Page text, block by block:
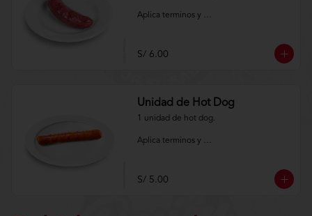
Aplica terminos y
S/ 6.00
Unidad de Hot Dog
1 unidad de hot dog.
Aplica terminos y
S/ 5.00